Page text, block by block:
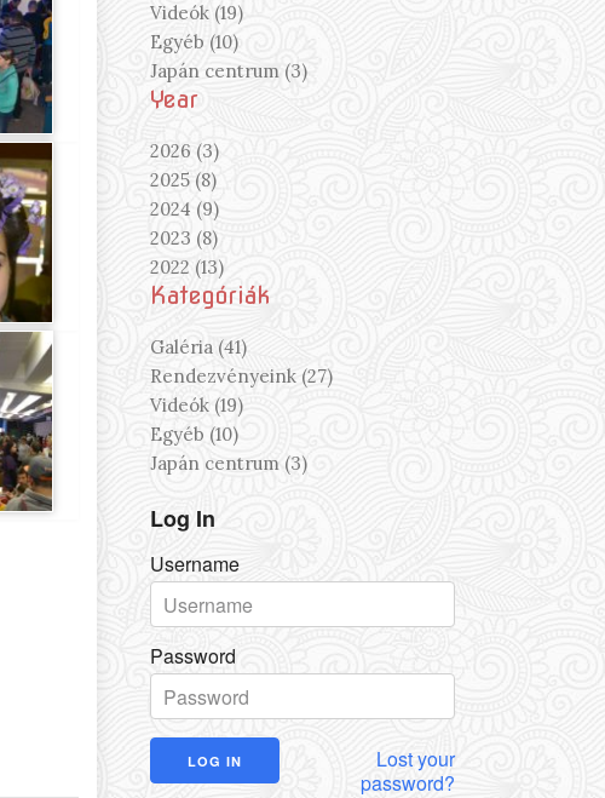
Videók (19)
Egyéb (10)
Japán centrum (3)
Year
2026 (3)
2025 (8)
2024 (9)
2023 (8)
2022 (13)
Kategóriák
Galéria (41)
Rendezvényeink (27)
Videók (19)
Egyéb (10)
Japán centrum (3)
Log In
Username
Password
Lost your
password?